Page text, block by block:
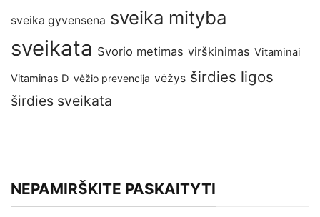
sveika gyvensena sveika mityba
sveikata Svorio metimas virškinimas Vitaminai
Vitaminas D vėžio prevencija vėžys širdies ligos
širdies sveikata
NEPAMIRŠKITE PASKAITYTI